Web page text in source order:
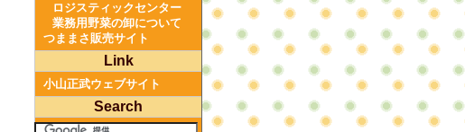
ロジスティックセンター
業務用野菜の卸について
つままさ販売サイト
Link
小山正武ウェブサイト
Search